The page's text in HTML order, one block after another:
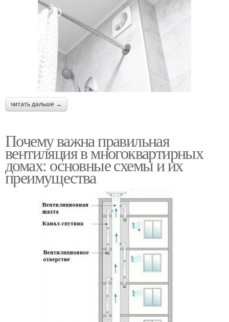
читать дальше →
Почему важна правильная
вентиляция в многоквартирных
домах: основные схемы и их
преимущества